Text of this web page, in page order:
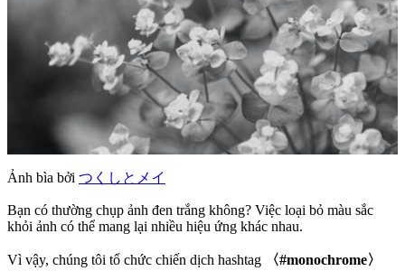
Ảnh bìa bởi つくしとメイ
Bạn có thường chụp ảnh đen trắng không? Việc loại bỏ màu sắc
khỏi ảnh có thể mang lại nhiều hiệu ứng khác nhau.
Vì vậy, chúng tôi tổ chức chiến dịch hashtag
〈#monochrome〉